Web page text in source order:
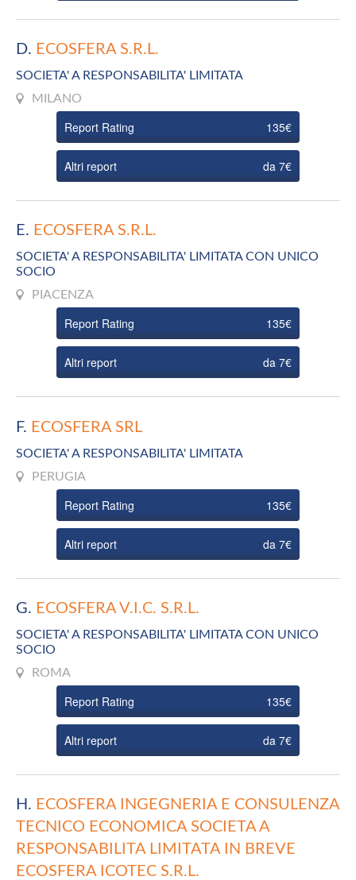
D. ECOSFERA S.R.L.
SOCIETA' A RESPONSABILITA' LIMITATA
MILANO
Report Rating 135€
Altri report da 7€
E. ECOSFERA S.R.L.
SOCIETA' A RESPONSABILITA' LIMITATA CON UNICO
SOCIO
PIACENZA
Report Rating 135€
Altri report da 7€
F. ECOSFERA SRL
SOCIETA' A RESPONSABILITA' LIMITATA
PERUGIA
Report Rating 135€
Altri report da 7€
G. ECOSFERA V.I.C. S.R.L.
SOCIETA' A RESPONSABILITA' LIMITATA CON UNICO
SOCIO
ROMA
Report Rating 135€
Altri report da 7€
H. ECOSFERA INGEGNERIA E CONSULENZA
TECNICO ECONOMICA SOCIETA A
RESPONSABILITA LIMITATA IN BREVE
ECOSFERA ICOTEC S.R.L.